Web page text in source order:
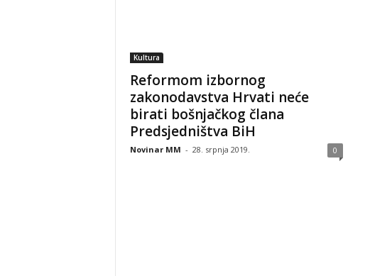
Kultura
Reformom izbornog
zakonodavstva Hrvati neće
birati bošnjačkog člana
Predsjedništva BiH
Novinar MM - 28. srpnja 2019. 0